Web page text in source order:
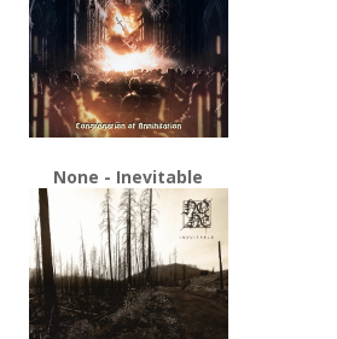
None - Inevitable